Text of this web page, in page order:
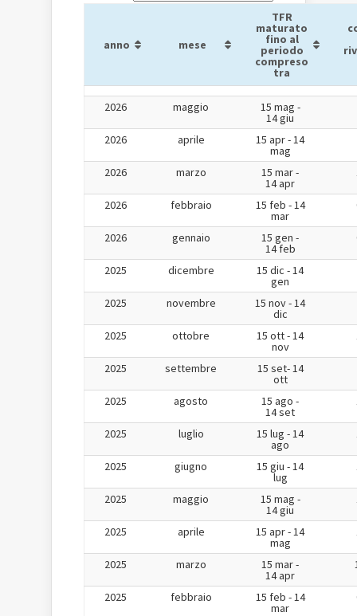
anno mese
TFR
maturato
fino al
periodo
compreso
tra
2026 maggio 15 mag -
14 giu
2026 aprile 15 apr - 14
mag
2026 marzo 15 mar -
14 apr
2026 febbraio 15 feb - 14
mar
2026 gennaio 15 gen -
14 feb
2025 dicembre 15 dic - 14
gen
2025 novembre 15 nov - 14
dic
2025 ottobre 15 ott - 14
nov
2025 settembre 15 set- 14
ott
2025 agosto 15 ago -
14 set
2025 luglio 15 lug - 14
ago
2025 giugno 15 giu - 14
lug
2025 maggio 15 mag -
14 giu
2025 aprile 15 apr - 14
mag
2025 marzo 15 mar -
14 apr
2025 febbraio 15 feb - 14
mar